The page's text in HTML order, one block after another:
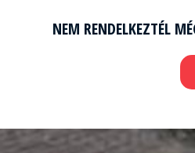
NEM RENDELKEZTÉL